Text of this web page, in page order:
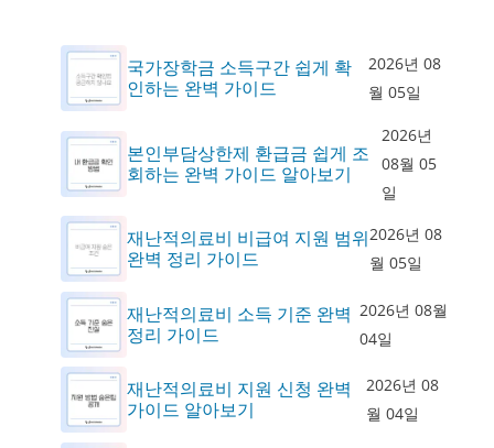
국가장학금 소득구간 쉽게 확
인하는 완벽 가이드
2026년 08
월 05일
본인부담상한제 환급금 쉽게 조
회하는 완벽 가이드 알아보기
2026년
08월 05
일
재난적의료비 비급여 지원 범위
완벽 정리 가이드
2026년 08
월 05일
재난적의료비 소득 기준 완벽
정리 가이드
2026년 08월
04일
재난적의료비 지원 신청 완벽
가이드 알아보기
2026년 08
월 04일